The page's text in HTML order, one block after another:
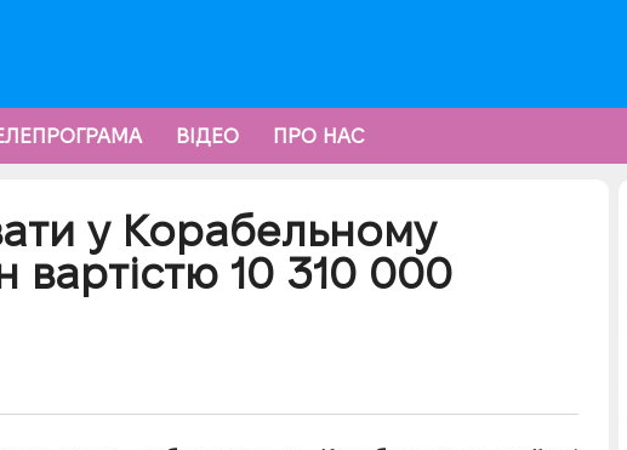
ВІДЕО ПРО НАС
у Корабельному
вартістю 10 310 000